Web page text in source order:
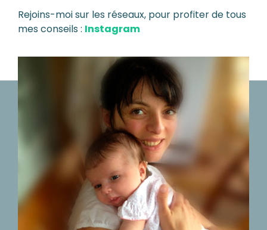
Rejoins-moi sur les réseaux, pour profiter de tous
mes conseils : Instagram